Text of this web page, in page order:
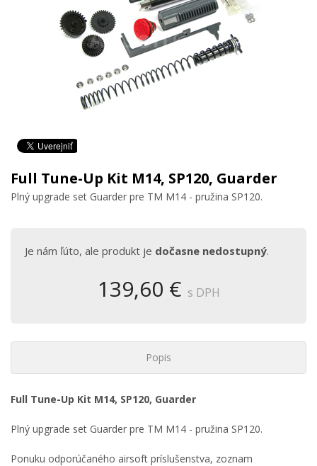
Full Tune-Up Kit M14, SP120, Guarder
Plný upgrade set Guarder pre TM M14 - pružina SP120.
Je nám ľúto, ale produkt je dočasne nedostupný.
139,60 € s DPH
Popis
Full Tune-Up Kit M14, SP120, Guarder
Plný upgrade set Guarder pre TM M14 - pružina SP120.
Ponuku odporúčaného airsoft príslušenstva, zoznam